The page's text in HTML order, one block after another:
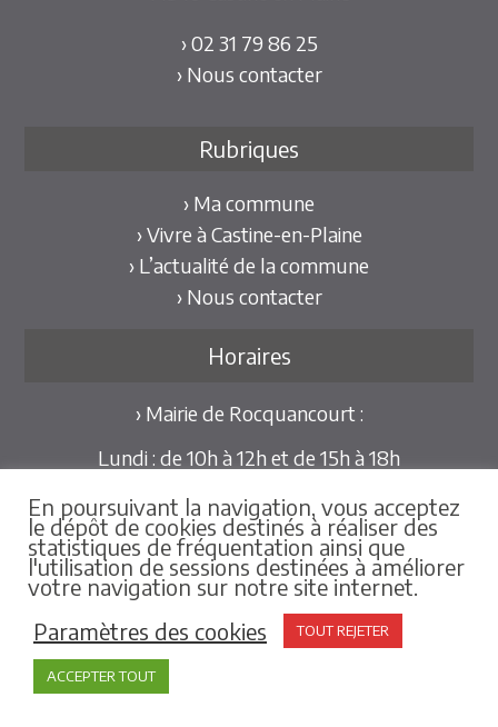
› 02 31 79 86 25
› Nous contacter
Rubriques
› Ma commune
› Vivre à Castine-en-Plaine
› L’actualité de la commune
› Nous contacter
Horaires
› Mairie de Rocquancourt :
Lundi : de 10h à 12h et de 15h à 18h
Mercredi et Vendredi : de 09h30 à 12h
Pour les mairies déléguées de Hubert-Folie et
Tilly-la-Campagne :
sur rdv au 02.31.79.86.25
Mentions Légales
En poursuivant la navigation, vous acceptez
le dépôt de cookies destinés à réaliser des
statistiques de fréquentation ainsi que
l'utilisation de sessions destinées à améliorer
votre navigation sur notre site internet.
Paramètres des cookies
TOUT REJETER
ACCEPTER TOUT